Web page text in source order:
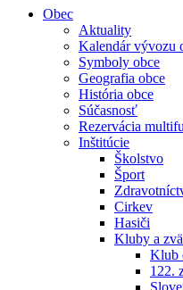
Obec
Aktuality
Kalendár vývozu
Symboly obce
Geografia obce
História obce
Súčasnosť
Rezervácia
Inštitúcie
Školstvo
Šport
Cirkev
Hasiči
Kluby a
Klub
122.